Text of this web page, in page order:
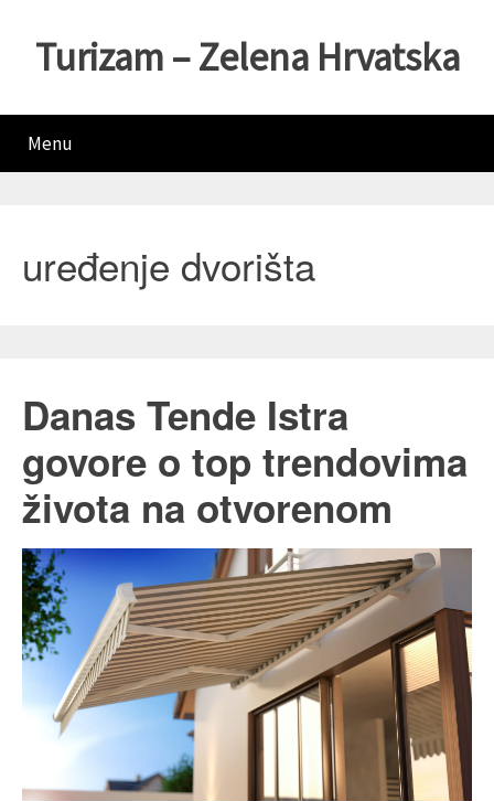
Turizam – Zelena Hrvatska
Menu
uređenje dvorišta
Danas Tende Istra
govore o top trendovima
života na otvorenom